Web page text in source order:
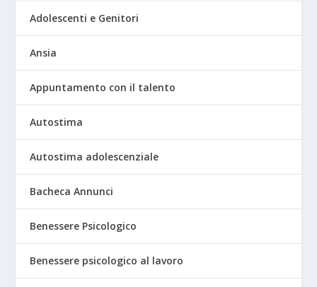
Adolescenti e Genitori
Ansia
Appuntamento con il talento
Autostima
Autostima adolescenziale
Bacheca Annunci
Benessere Psicologico
Benessere psicologico al lavoro